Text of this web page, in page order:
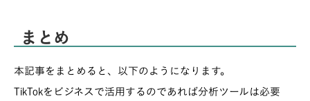
まとめ
本​​記事をまとめると、以下のようになります。
TikTokをビジネスで活用するのであれば分析ツールは必要